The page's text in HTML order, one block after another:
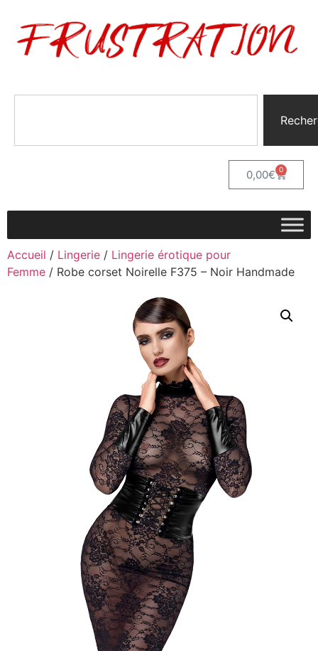
0,00€ 0
Accueil / Lingerie / Lingerie érotique pour
Femme / Robe corset Noirelle F375 – Noir Handmade